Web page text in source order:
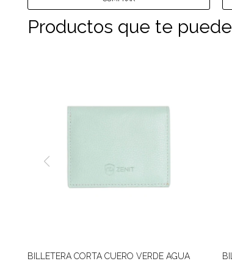
Productos que te
BILLETERA CORTA CUERO VERDE AGUA